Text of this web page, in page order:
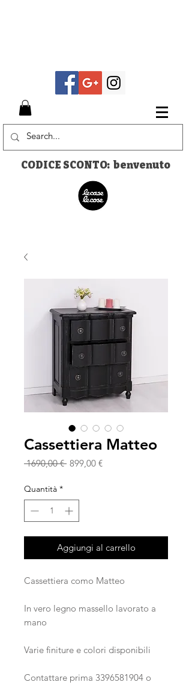
CODICE SCONTO: benvenuto
Cassettiera Matteo
1690,00 € Prezzo
899,00 €Prezzo
Quantità *
Aggiungi al carrello
Cassettiera como Matteo
In vero legno massello lavorato a
mano
Varie finiture e colori disponibili
Contattare prima 3396581904 o